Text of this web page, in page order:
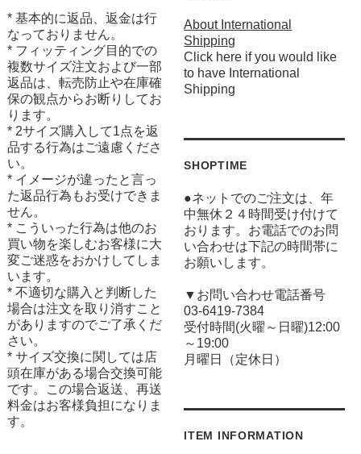
* 基本的に返品、返金は行
なっておりません。
* フィッティング目的での
複数サイズ注文および一部
返品は、転売防止や在庫確
保の観点からお断りしてお
ります。
* 2サイズ購入して1点を返
品する行為はご遠慮くださ
い。
* イメージが違ったと言っ
た返品行為もお受けできま
せん。
* こういった行為は他のお
買い物を楽しむお客様に大
変ご迷惑をおかけしてしま
います。
* 不適切な購入と判断した
場合は注文を取り消すこと
がありますのでご了承くだ
さい。
* サイズ交換に関しては店
頭在庫がある場合交換可能
です。この場合返送、再送
料金はお客様負担になりま
す。
About International
Shipping
Click here if you would like
to have International
Shipping
SHOPTIME
●ネットでのご注文は、年
中無休２４時間受け付けて
おります。お電話でのお問
い合わせは下記の時間帯に
お願いします。
▼お問い合わせ電話番号
03-6419-7384
受付時間(火曜～日曜)12:00
～19:00
月曜日（定休日）
ITEM INFORMATION